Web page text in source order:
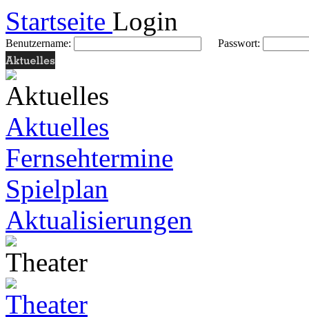
Startseite Login
Benutzername: Passwort:
Aktuelles
Fernsehtermine
Spielplan
Aktualisierungen